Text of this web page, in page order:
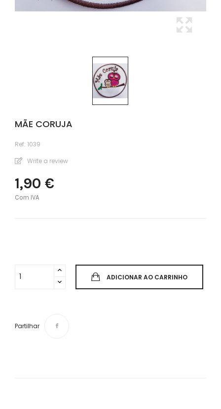
MÃE CORUJA
Ref: 1039
Write a review
1,90 €
Com IVA
ADICIONAR AO CARRINHO
Partilhar